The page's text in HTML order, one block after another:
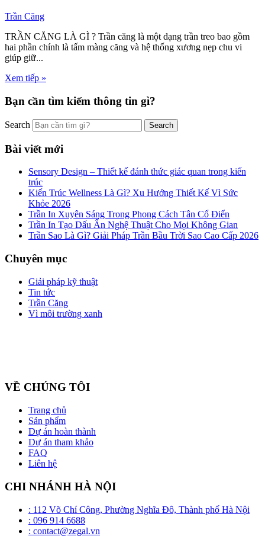
Trần Căng
TRẦN CĂNG LÀ GÌ ? Trần căng là một dạng trần treo bao gồm
hai phần chính là tấm màng căng và hệ thống xương nẹp chu vi
giúp giữ...
Xem tiếp »
Bạn cần tìm kiếm thông tin gì?
Search
Bài viết mới
Sensory Design – Thiết kế đánh thức giác quan trong kiến
trúc
Kiến Trúc Wellness Là Gì? Xu Hướng Thiết Kế Vì Sức
Khỏe 2026
Trần In Xuyên Sáng Trong Phong Cách Tân Cổ Điển
Trần In Tạo Dấu Ấn Nghệ Thuật Cho Mọi Không Gian
Trần Sao Là Gì? Giải Pháp Trần Bầu Trời Sao Cao Cấp 2026
Chuyên mục
Giải pháp kỹ thuật
Tin tức
Trần Căng
Vì môi trường xanh
VỀ CHÚNG TÔI
Trang chủ
Sản phẩm
Dự án hoàn thành
Dự án tham khảo
FAQ
Liên hệ
CHI NHÁNH HÀ NỘI
: 112 Võ Chí Công, Phường Nghĩa Đô, Thành phố Hà Nội
: 096 914 6688
: contact@zegal.vn